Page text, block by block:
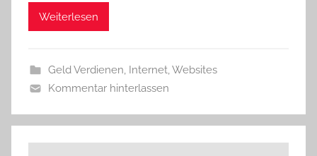
Weiterlesen
Geld Verdienen, Internet,Websites
Kommentar hinterlassen